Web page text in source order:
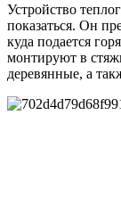
Устройство
показаться. Он
куда подается
монтируют в
деревянные, а